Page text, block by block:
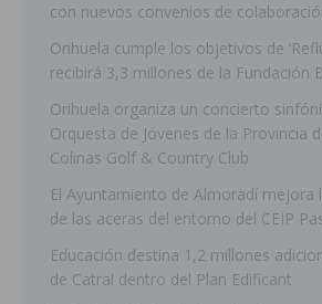
con nuevos convenios de
Orihuela cumple los objetivos de
recibirá 3,3 millones de la Fundación
Orihuela organiza un concierto
Orquesta de Jóvenes de la Provincia
Colinas Golf & Country Club
El Ayuntamiento de Almoradí mejora
de las aceras del entorno del CEIP
Educación destina 1,2 millones
de Catral dentro del Plan Edificant